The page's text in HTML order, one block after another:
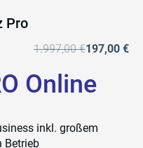
Pro
1.997,00 €197,00 €
Online
inkl. großem
Betrieb